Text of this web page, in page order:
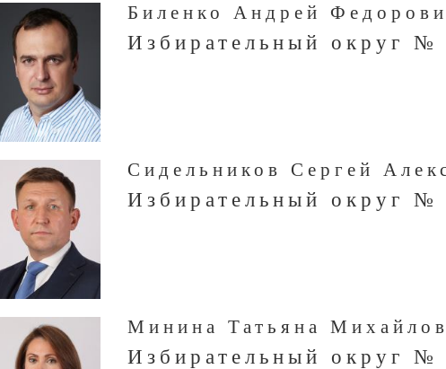
Биленко Андрей
Избирательный округ №
Сидельников Сергей
Избирательный округ №
Минина Татьяна
Избирательный округ №